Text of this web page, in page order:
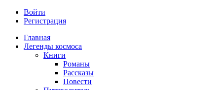
Войти
Регистрация
Главная
Легенды космоса
Книги
Романы
Рассказы
Повести